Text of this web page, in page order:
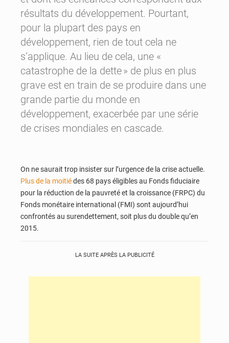
résultats du développement. Pourtant,
pour la plupart des pays en
développement, rien de tout cela ne
s’applique. Au lieu de cela, une «
catastrophe de la dette» de plus en plus
grave est en train de se produire dans une
grande partie du monde en
développement, exacerbée par une série
de crises mondiales en cascade.
On ne saurait trop insister sur l’urgence de la crise actuelle.
Plus de la moitiédes 68 pays éligibles au Fonds fiduciaire
pour la réduction de la pauvreté et la croissance (FRPC) du
Fonds monétaire international (FMI) sont aujourd’hui
confrontés au surendettement, soit plus du double qu’en
2015.
LA SUITE APRÈS LA PUBLICITÉ